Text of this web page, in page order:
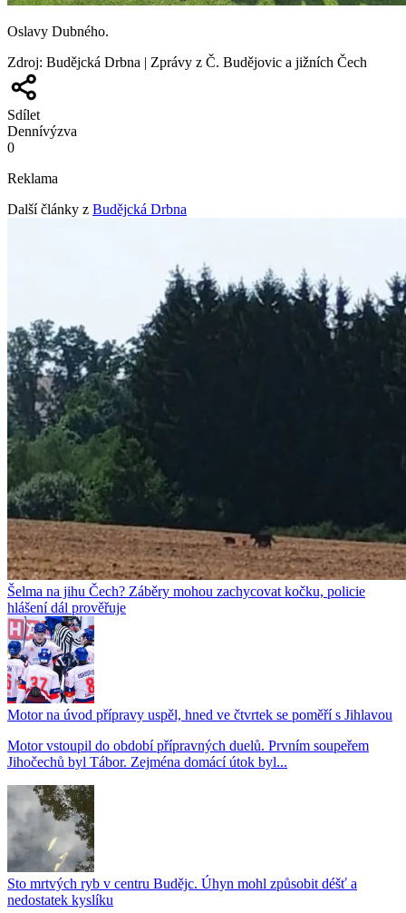
Oslavy Dubného.
Zdroj: Budějcká Drbna | Zprávy z Č. Budějovic a jižních Čech
Sdílet
Dennívýzva
0
Reklama
Další články z Budějcká Drbna
Šelma na jihu Čech? Záběry mohou zachycovat kočku, policie
hlášení dál prověřuje
Motor na úvod přípravy uspěl, hned ve čtvrtek se poměří s Jihlavou
Motor vstoupil do období přípravných duelů. Prvním soupeřem
Jihočechů byl Tábor. Zejména domácí útok byl...
Sto mrtvých ryb v centru Budějc. Úhyn mohl způsobit déšť a
nedostatek kyslíku